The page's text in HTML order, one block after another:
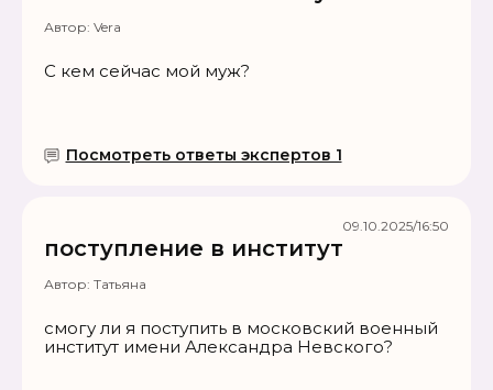
Автор: Vera
С кем сейчас мой муж?
Посмотреть ответы экспертов 1
поступление в институт
Автор: Татьяна
смогу ли я поступить в московский военный
институт имени Александра Невского?
09.10.2025/16:50